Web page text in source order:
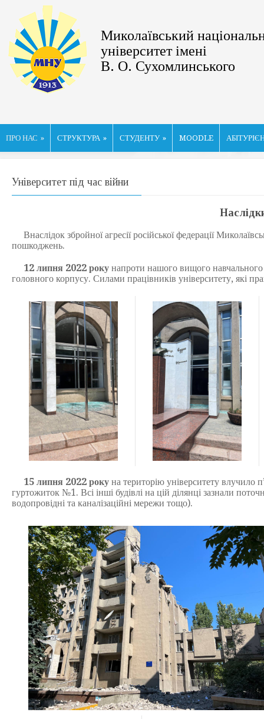
Миколаївський
університет імені
В. О. Сухомлинського
ПРО НАС » СТРУКТУРА » СТУДЕНТУ » MOODLE
Університет під час війни
Внаслідок збройної агресії російської федерації
пошкоджень.
12 липня 2022 року напроти нашого вищого
головного корпусу. Силами працівників університету, які
15 липня 2022 року на територію університету влучило
гуртожиток №1. Всі інші будівлі на цій ділянці зазнали
водопровідні та каналізаційні мережи тощо).